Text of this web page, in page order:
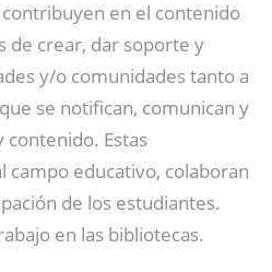
en el contenido
de crear, dar soporte y
y/o comunidades tanto a
se notifican, comunican y
Estas
campo educativo, colaboran
de los estudiantes.
en las bibliotecas.